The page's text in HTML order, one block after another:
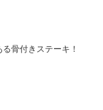
骨付きステーキ！